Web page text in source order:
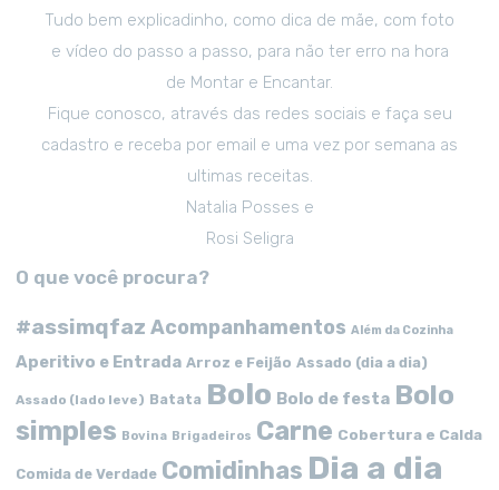
Tudo bem explicadinho, como dica de mãe, com foto
e vídeo do passo a passo, para não ter erro na hora
de Montar e Encantar.
Fique conosco, através das redes sociais e faça seu
cadastro e receba por email e uma vez por semana as
ultimas receitas.
Natalia Posses e
Rosi Seligra
O que você procura?
#assimqfaz Acompanhamentos Além da Cozinha
Aperitivo e Entrada Arroz e Feijão Assado (dia a dia)
Assado (lado leve) Batata Bolo Bolo de festa Bolo
simples Bovina Brigadeiros Carne Cobertura e Calda
Comida de Verdade Comidinhas Dia a dia